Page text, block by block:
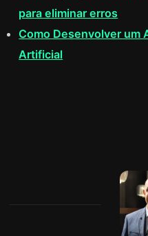
para eliminar erros
Como Desenvolver um
Artificial